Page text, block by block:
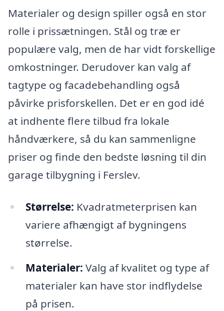
Materialer og design spiller også en stor
rolle i prissætningen. Stål og træ er
populære valg, men de har vidt forskellige
omkostninger. Derudover kan valg af
tagtype og facadebehandling også
påvirke prisforskellen. Det er en god idé
at indhente flere tilbud fra lokale
håndværkere, så du kan sammenligne
priser og finde den bedste løsning til din
garage tilbygning i Ferslev.
Størrelse: Kvadratmeterprisen kan
variere afhængigt af bygningens
størrelse.
Materialer: Valg af kvalitet og type af
materialer kan have stor indflydelse
på prisen.